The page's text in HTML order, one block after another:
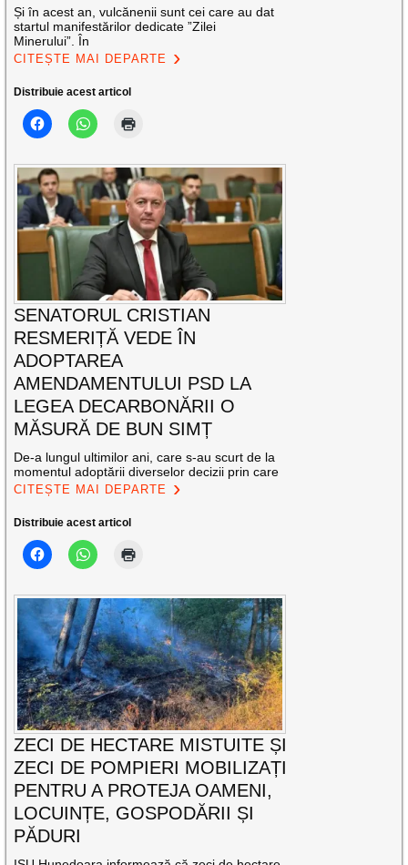
Și în acest an, vulcănenii sunt cei care au dat
startul manifestărilor dedicate ”Zilei
Minerului”. În
CITEȘTE MAI DEPARTE
Distribuie acest articol
SENATORUL CRISTIAN
RESMERIȚĂ VEDE ÎN
ADOPTAREA
AMENDAMENTULUI PSD LA
LEGEA DECARBONĂRII O
MĂSURĂ DE BUN SIMȚ
De-a lungul ultimilor ani, care s-au scurt de la
momentul adoptării diverselor decizii prin care
CITEȘTE MAI DEPARTE
Distribuie acest articol
ZECI DE HECTARE MISTUITE ȘI
ZECI DE POMPIERI MOBILIZAȚI
PENTRU A PROTEJA OAMENI,
LOCUINȚE, GOSPODĂRII ȘI
PĂDURI